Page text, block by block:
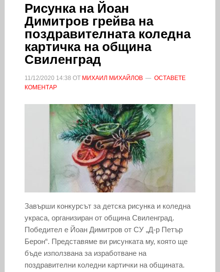
Рисунка на Йоан
Димитров грейва на
поздравителната коледна
картичка на община
Свиленград
11/12/2020 14:38 ОТ МИХАИЛ МИХАЙЛОВ
ОСТАВЕТЕ
КОМЕНТАР
Завърши конкурсът за детска рисунка и коледна
украса, организиран от община Свиленград.
Победител е Йоан Димитров от СУ „Д-р Петър
Берон“. Представяме ви рисунката му, която ще
бъде използвана за изработване на
поздравителни коледни картички на общината.